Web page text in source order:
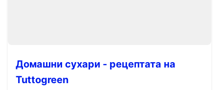
Домашни сухари - рецептата на
Tuttogreen